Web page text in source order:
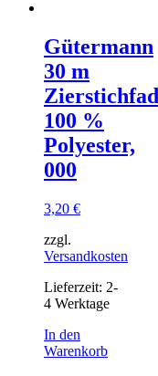
Gütermann
30 m
100 %
Polyester,
000
3,20 €
zzgl.
Versandkosten
Lieferzeit: 2-
4 Werktage
In den
Warenkorb